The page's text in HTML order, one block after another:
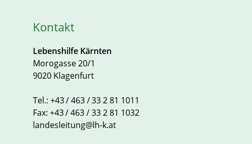
Kontakt
Lebenshilfe Kärnten
Morogasse 20/1
9020 Klagenfurt
Tel.: +43 / 463 / 33 2 81 1011
Fax: +43 / 463 / 33 2 81 1032
landesleitung@lh-k.at